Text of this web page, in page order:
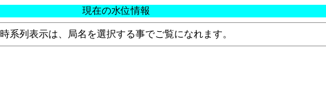
現在の水位情報
時系列表示は、局名を選択する事でご覧になれます。